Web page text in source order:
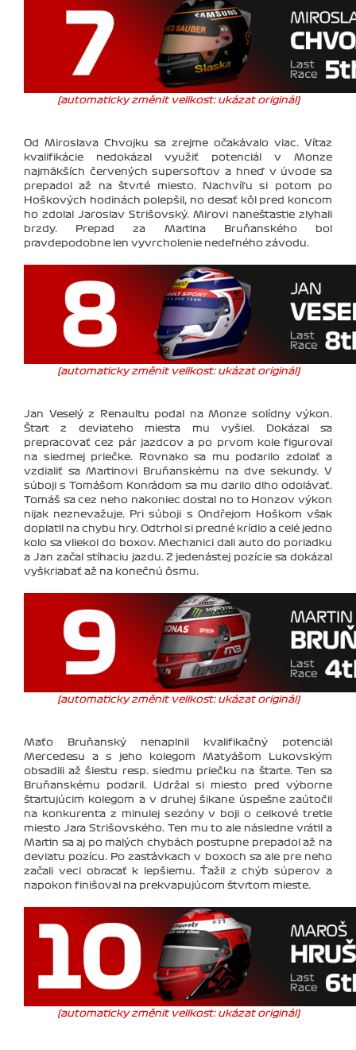
(automaticky změnit velikost: ukázat originál)
Od Miroslava Chvojku sa zrejme očakávalo viac. Víťaz
kvalifikácie nedokázal využiť potenciál v Monze
najmäkších červených supersoftov a hneď v úvode sa
prepadol až na štvrté miesto. Nachvíľu si potom po
Hoškových hodinách polepšil, no desať kôl pred koncom
ho zdolal Jaroslav Strišovský. Mirovi nanešťastie zlyhali
brzdy. Prepad za Martina Bruňanského bol
pravdepodobne len vyvrcholenie nedeľného závodu.
(automaticky změnit velikost: ukázat originál)
Jan Veselý z Renaultu podal na Monze solídny výkon.
Štart z deviateho miesta mu vyšiel. Dokázal sa
prepracovať cez pár jazdcov a po prvom kole figuroval
na siedmej priečke. Rovnako sa mu podarilo zdolať a
vzdialiť sa Martinovi Bruňanskému na dve sekundy. V
súboji s Tomášom Konrádom sa mu darilo dlho odolávať.
Tomáš sa cez neho nakoniec dostal no to Honzov výkon
nijak neznevažuje. Pri súboji s Ondřejom Hoškom však
doplatil na chybu hry. Odtrhol si predné krídlo a celé jedno
kolo sa vliekol do boxov. Mechanici dali auto do poriadku
a Jan začal stíhaciu jazdu. Z jedenástej pozície sa dokázal
vyškriabať až na konečnú ôsmu.
(automaticky změnit velikost: ukázat originál)
Maťo Bruňanský nenaplnil kvalifikačný potenciál
Mercedesu a s jeho kolegom Matyášom Lukovským
obsadili až šiestu resp. siedmu priečku na štarte. Ten sa
Bruňanskému podaril. Udržal si miesto pred výborne
štartujúcim kolegom a v druhej šikane úspešne zaútočil
na konkurenta z minulej sezóny v boji o celkové tretie
miesto Jara Strišovského. Ten mu to ale následne vrátil a
Martin sa aj po malých chybách postupne prepadol až na
deviatu pozícu. Po zastávkach v boxoch sa ale pre neho
začali veci obracať k lepšiemu. Ťažil z chýb súperov a
napokon finišoval na prekvapujúcom štvrtom mieste.
(automaticky změnit velikost: ukázat originál)